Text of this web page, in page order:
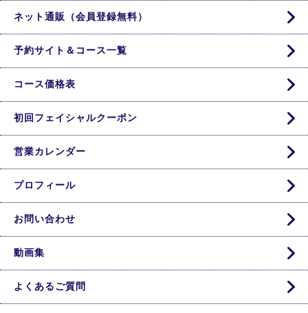
ネット通販（会員登録無料）
予約サイト＆コース一覧
コース価格表
初回フェイシャルクーポン
営業カレンダー
プロフィール
お問い合わせ
動画集
よくあるご質問